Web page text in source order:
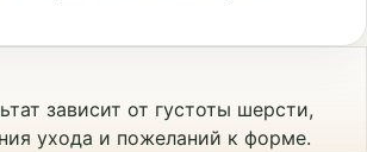
зависит от густоты шерсти,
ухода и пожеланий к форме.